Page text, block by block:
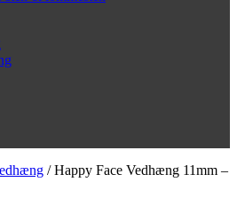
/ Happy Face Vedhæng 11mm –